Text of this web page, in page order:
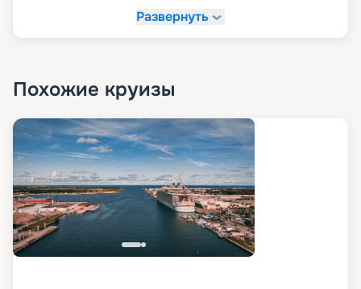
Развернуть
Похожие круизы